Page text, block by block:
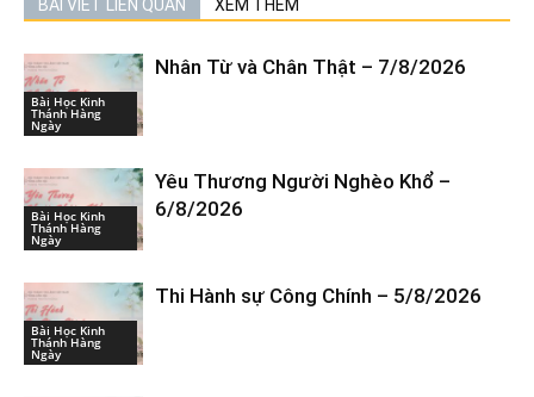
BÀI VIẾT LIÊN QUAN XEM THÊM
Bài Học Kinh
Thánh Hàng
Ngày
Nhân Từ và Chân Thật – 7/8/2026
Bài Học Kinh
Thánh Hàng
Ngày
Yêu Thương Người Nghèo Khổ –
6/8/2026
Bài Học Kinh
Thánh Hàng
Ngày
Thi Hành sự Công Chính – 5/8/2026